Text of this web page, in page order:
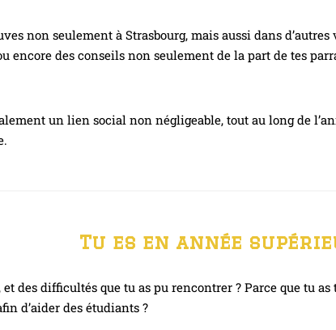
non seulement à Strasbourg, mais aussi dans
encore des conseils non seulement de la part de tes
un lien social non négligeable, tout au long de
Tu es en année
et des difficultés que tu as pu rencontrer ? Parce que tu
d’aider des étudiants ?